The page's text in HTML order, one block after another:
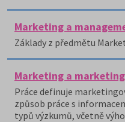
Marketing a
Základy z předmětu
Marketing a
Práce definuje
způsob práce s
typů výzkumů, včetně